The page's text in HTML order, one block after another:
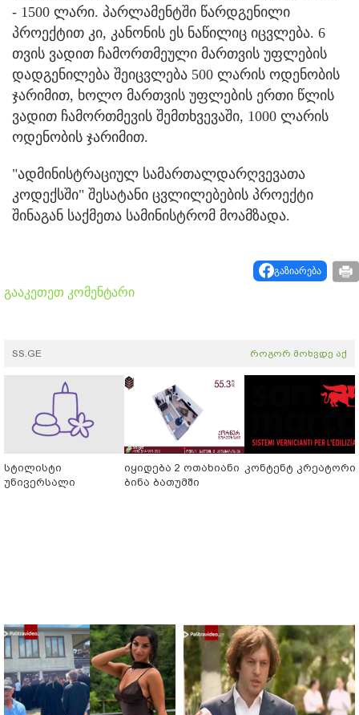
- 1500 ლარი. პარლამენტში წარდგენილი
პროექტით კი, კანონის ეს ნაწილიც იცვლება. 6
თვის ვადით ჩამორთმეული მართვის უფლების
დადგენილება შეიცვლება 500 ლარის ოდენობის
ჯარიმით, ხოლო მართვის უფლების ერთი წლის
ვადით ჩამორთმევის შემთხვევაში, 1000 ლარის
ოდენობის ჯარიმით.
"ადმინისტრაციულ სამართალდარღვევათა
კოდექსში" შესატანი ცვლილებების პროექტი
შინაგან საქმეთა სამინისტრომ მოამზადა.
გაზიარება
გააკეთეთ კომენტარი
SS.GE როგორ მოხვდე აქ
სტილისტი
უნივერსალი
იყიდება 2 ოთახიანი
ბინა ბათუმში
კონტენტ კრეატორი